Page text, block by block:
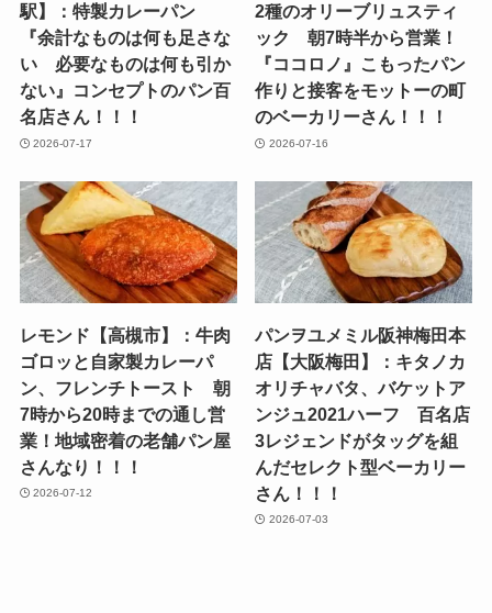
駅】：特製カレーパン
『余計なものは何も足さな
い 必要なものは何も引か
ない』コンセプトのパン百
名店さん！！！
2026-07-17
2種のオリーブリュスティ
ック 朝7時半から営業！
『ココロノ』こもったパン
作りと接客をモットーの町
のベーカリーさん！！！
2026-07-16
レモンド【高槻市】：牛肉
ゴロッと自家製カレーパ
ン、フレンチトースト 朝
7時から20時までの通し営
業！地域密着の老舗パン屋
さんなり！！！
2026-07-12
パンヲユメミル阪神梅田本
店【大阪梅田】：キタノカ
オリチャバタ、バケットア
ンジュ2021ハーフ 百名店
3レジェンドがタッグを組
んだセレクト型ベーカリー
さん！！！
2026-07-03